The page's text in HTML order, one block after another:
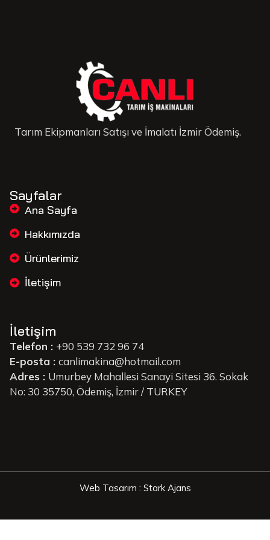
Tarım Ekipmanları Satışı ve İmalatı İzmir Ödemiş.
Sayfalar
Ana Sayfa
Hakkımızda
Ürünlerimiz
İletişim
İletişim
Telefon : +90 539 732 96 74
E-posta : canlimakina@hotmail.com
Adres : Umurbey Mahallesi Sanayi Sitesi 36. Sokak
No: 30 35750, Ödemiş, İzmir / TURKEY
Web Tasarım : Stark Ajans